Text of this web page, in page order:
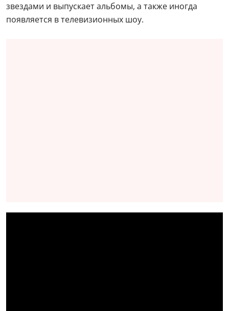
звездами и выпускает альбомы, а также иногда
появляется в телевизионных шоу.